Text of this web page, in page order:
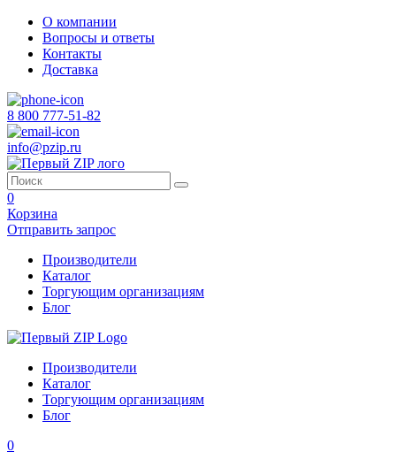
О компании
Вопросы и ответы
Контакты
Доставка
8 800 777-51-82
info@pzip.ru
0
Корзина
Отправить запрос
Производители
Каталог
Торгующим организациям
Блог
Производители
Каталог
Торгующим организациям
Блог
0